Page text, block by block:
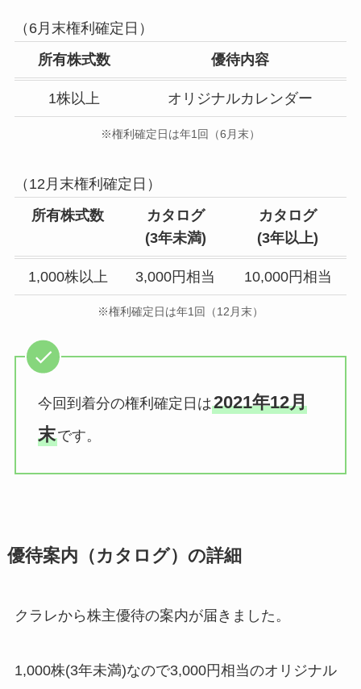
（6月末権利確定日）
所有株式数
優待内容
1株以上 オリジナルカレンダー
※権利確定日は年1回（6月末）
（12月末権利確定日）
所有株式数
カタログ
(3年未満)
カタログ
(3年以上)
1,000株以上 3,000円相当 10,000円相当
※権利確定日は年1回（12月末）
今回到着分の権利確定日は2021年12月
末です。
優待案内（カタログ）の詳細
クラレから株主優待の案内が届きました。
1,000株(3年未満)なので3,000円相当のオリジナル